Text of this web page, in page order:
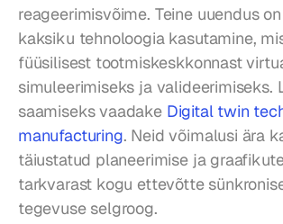
reageerimisvõime. Teine uuendus
kaksiku tehnoloogia kasutamine,
füüsilisest tootmiskeskkonnast
simuleerimiseks ja valideerimiseks.
saamiseks vaadake Digital twin
manufacturing. Neid võimalusi ära
täiustatud planeerimise ja
tarkvarast kogu ettevõtte
tegevuse selgroog.